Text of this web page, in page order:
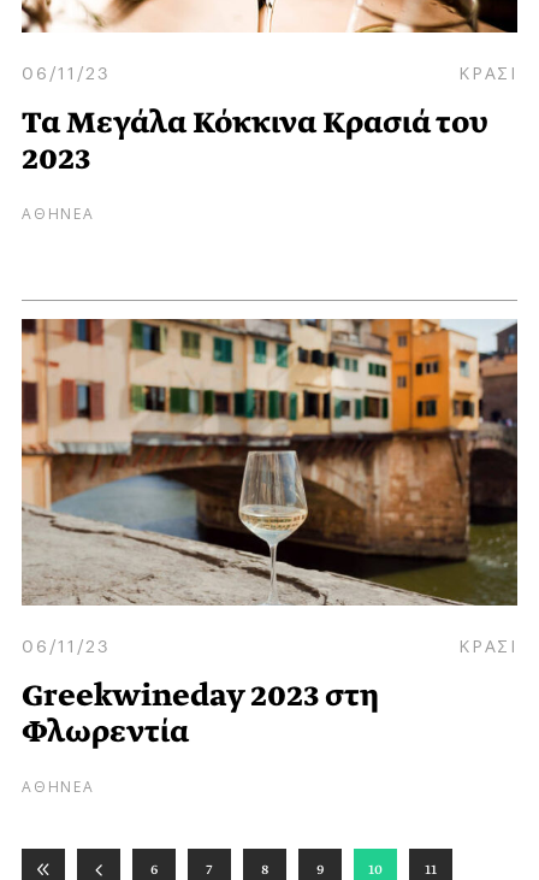
06/11/23 ΚΡΑΣΙ
Τα Μεγάλα Κόκκινα Κρασιά του
2023
ΑΘΗΝΕΑ
06/11/23 ΚΡΑΣΙ
Greekwineday 2023 στη
Φλωρεντία
ΑΘΗΝΕΑ
6 7 8 9 10 11